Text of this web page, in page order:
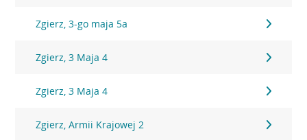
Zgierz, 3-go maja 5a
Zgierz, 3 Maja 4
Zgierz, 3 Maja 4
Zgierz, Armii Krajowej 2